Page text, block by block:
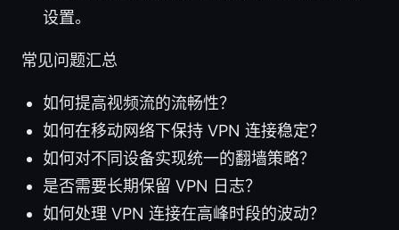
设置。
常见问题汇总
如何提高视频流的流畅性？
如何在移动网络下保持 VPN 连接稳定？
如何对不同设备实现统一的翻墙策略？
是否需要长期保留 VPN 日志？
如何处理 VPN 连接在高峰时段的波动？